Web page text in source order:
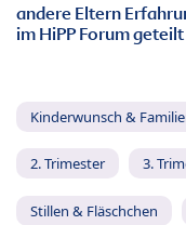
andere Eltern
im HiPP Forum geteilt
Kinderwunsch &
2. Trimester 3.
Stillen & Fläschchen